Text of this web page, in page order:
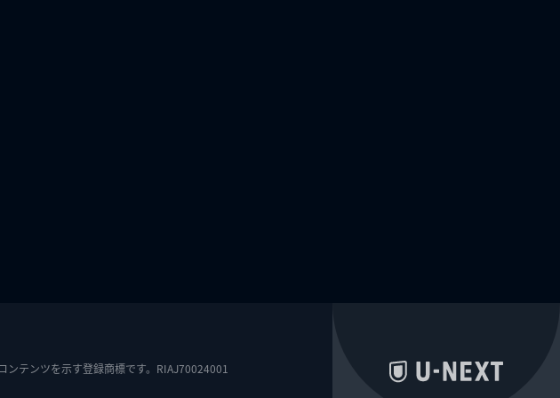
テンツを示す登録商標です。RIAJ70024001